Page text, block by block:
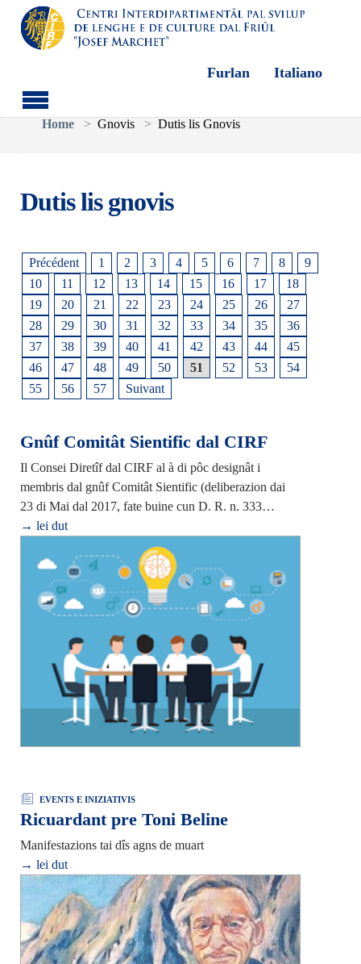
Aller au contenu principal
Furlan Italiano
Vous êtes ici:
Home
Gnovis Dutis lis Gnovis
Dutis lis gnovis
Précédent 1 2 3 4 5 6 7 8
9
10
11 12 13 14 15 16 17
18
19
20 21 22 23 24 25 26
27
28
29 30 31 32 33 34 35
36
37
38 39 40 41 42 43 44
45
46
47 48 49 50 51 52 53
54
55
56 57 Suivant
Gnûf Comitât Sientific dal CIRF
Il Consei Diretîf dal CIRF al à di pôc designât i
membris dal gnûf Comitât Sientific (deliberazion dai
23 di Mai dal 2017, fate buine cun D. R. n. 333…
→ lei dut
EVENTS E INIZIATIVIS
Ricuardant pre Toni Beline
Manifestazions tai dîs agns de muart
→ lei dut